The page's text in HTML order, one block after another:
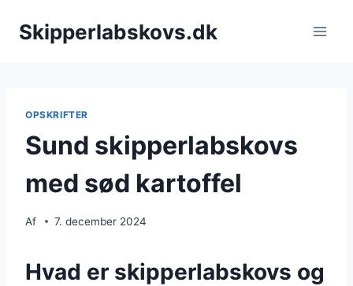
Skipperlabskovs.dk
OPSKRIFTER
Sund skipperlabskovs
med sød kartoffel
Af 7. december 2024
Hvad er skipperlabskovs og